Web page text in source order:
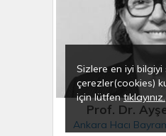
Prof. Dr.
Ankara Hacı
Sizlere en iyi
çerezler(cookies)
için lütfentıklayınız.